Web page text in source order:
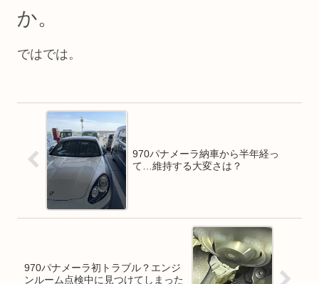
か。
ではでは。
970パナメーラ納車から半年経っ
て…維持する大変さは？
970パナメーラ初トラブル？エンジ
ンルーム点検中に見つけてしまった